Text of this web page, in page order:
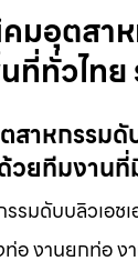
มอุตสา
ที่ทั่วไทย
าหกรรมดั
วยทีมงาน
มดับบลิวเอชเ
อ งานยกท่อ